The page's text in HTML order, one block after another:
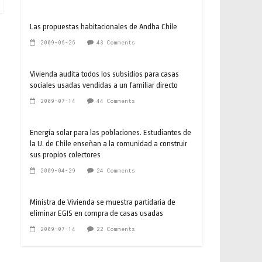
Las propuestas habitacionales de Andha Chile
2009-06-26 48 Comments
Vivienda audita todos los subsidios para casas
sociales usadas vendidas a un familiar directo
2009-07-14 44 Comments
Energía solar para las poblaciones. Estudiantes de
la U. de Chile enseñan a la comunidad a construir
sus propios colectores
2009-04-29 24 Comments
Ministra de Vivienda se muestra partidaria de
eliminar EGIS en compra de casas usadas
2009-07-14 22 Comments